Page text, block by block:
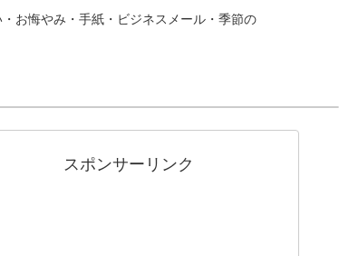
お悔やみ・手紙・ビジネスメール・季節の
スポンサーリンク